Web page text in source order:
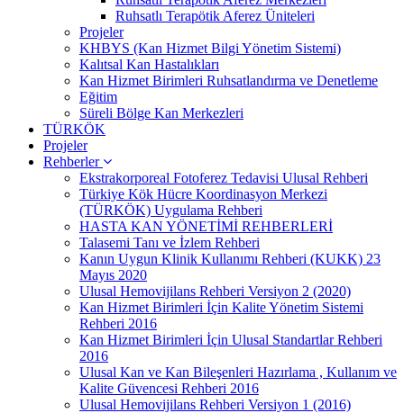
Ruhsatlı Terapötik Aferez Üniteleri
Projeler
KHBYS (Kan Hizmet Bilgi Yönetim Sistemi)
Kalıtsal Kan Hastalıkları
Kan Hizmet Birimleri Ruhsatlandırma ve Denetleme
Eğitim
Süreli Bölge Kan Merkezleri
TÜRKÖK
Projeler
Rehberler
Ekstrakorporeal Fotoferez Tedavisi Ulusal Rehberi
Türkiye Kök Hücre Koordinasyon Merkezi
(TÜRKÖK) Uygulama Rehberi
HASTA KAN YÖNETİMİ REHBERLERİ
Talasemi Tanı ve İzlem Rehberi
Kanın Uygun Klinik Kullanımı Rehberi (KUKK) 23
Mayıs 2020
Ulusal Hemovijilans Rehberi Versiyon 2 (2020)
Kan Hizmet Birimleri İçin Kalite Yönetim Sistemi
Rehberi 2016
Kan Hizmet Birimleri İçin Ulusal Standartlar Rehberi
2016
Ulusal Kan ve Kan Bileşenleri Hazırlama , Kullanım ve
Kalite Güvencesi Rehberi 2016
Ulusal Hemovijilans Rehberi Versiyon 1 (2016)